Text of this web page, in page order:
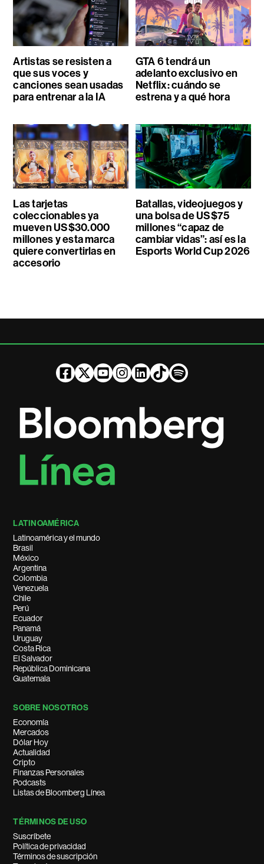
Artistas se resisten a
que sus voces y
canciones sean usadas
para entrenar a la IA
GTA 6 tendrá un
adelanto exclusivo en
Netflix: cuándo se
estrena y a qué hora
Las tarjetas
coleccionables ya
mueven US$30.000
millones y esta marca
quiere convertirlas en
accesorio
Batallas, videojuegos y
una bolsa de US$75
millones “capaz de
cambiar vidas”: así es la
Esports World Cup 2026
LATINOAMÉRICA
Latinoamérica y el mundo
Brasil
México
Argentina
Colombia
Venezuela
Chile
Perú
Ecuador
Panamá
Uruguay
Costa Rica
El Salvador
República Dominicana
Guatemala
SOBRE NOSOTROS
Economía
Mercados
Dólar Hoy
Actualidad
Cripto
Finanzas Personales
Podcasts
Listas de Bloomberg Línea
TÉRMINOS DE USO
Suscríbete
Política de privacidad
Términos de suscripción